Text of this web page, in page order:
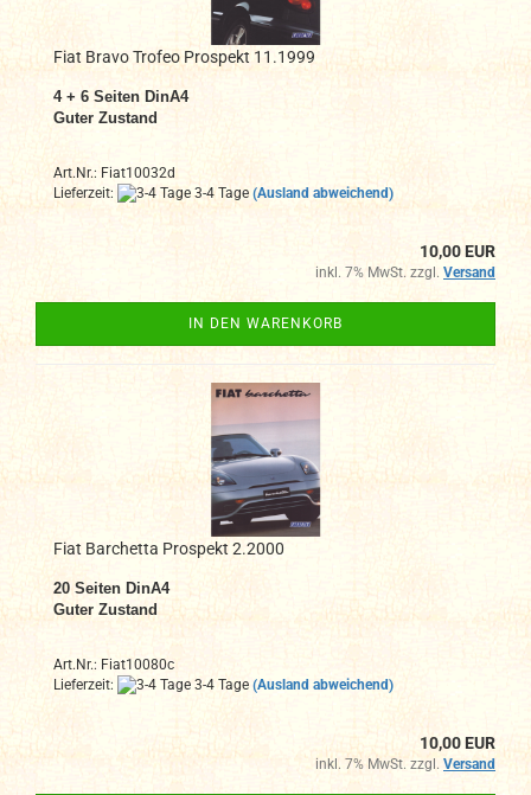
Fiat Bravo Trofeo Prospekt 11.1999
4 + 6 Seiten DinA4
Guter Zustand
Art.Nr.: Fiat10032d
Lieferzeit:
3-4 Tage (Ausland abweichend)
10,00 EUR
inkl. 7% MwSt. zzgl. Versand
IN DEN WARENKORB
Fiat Barchetta Prospekt 2.2000
20 Seiten DinA4
Guter Zustand
Art.Nr.: Fiat10080c
Lieferzeit:
3-4 Tage (Ausland abweichend)
10,00 EUR
inkl. 7% MwSt. zzgl. Versand